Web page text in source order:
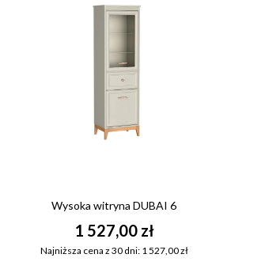
Wysoka witryna DUBAI 6
1 527,00 zł
Najniższa cena z 30 dni: 1 527,00 zł